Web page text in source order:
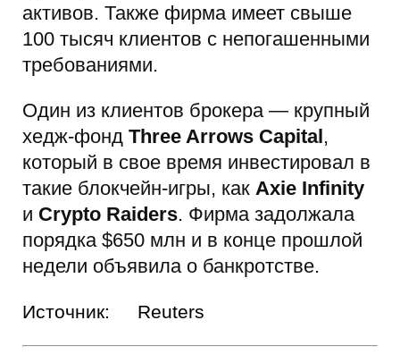
активов. Также фирма имеет свыше
100 тысяч клиентов с непогашенными
требованиями.
Один из клиентов брокера — крупный
хедж-фонд Three Arrows Capital ,
который в свое время инвестировал в
такие блокчейн-игры, как Axie Infinity
и Crypto Raiders. Фирма задолжала
порядка $650 млн и в конце прошлой
недели объявила о банкротстве.
Источник: Reuters